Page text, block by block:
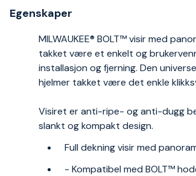
Egenskaper
MILWAUKEE® BOLT™ visir med
takket være et enkelt og
installasjon og fjerning. Den
hjelmer takket være det enkle
Visiret er anti-ripe- og anti-dugg
slankt og kompakt design.
Full dekning visir med
- Kompatibel med BOLT™